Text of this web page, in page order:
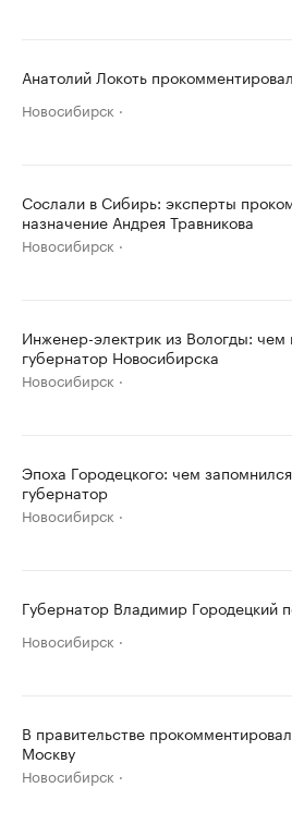
Анатолий Локоть
Новосибирск
Сослали в Сибирь: эксперты
назначение Андрея Травникова
Новосибирск
Инженер-электрик из Вологды: чем
губернатор Новосибирска
Новосибирск
Эпоха Городецкого: чем
губернатор
Новосибирск
Губернатор Владимир Городецкий
Новосибирск
В правительстве
Москву
Новосибирск